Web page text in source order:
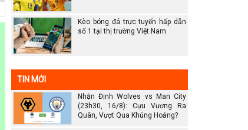
Kèo bóng đá trực tuyến hấp dẫn
số 1 tại thị trường Việt Nam
TIN MỚI
Nhận Định Wolves vs Man City
(23h30, 16/8): Cựu Vương Ra
Quân, Vượt Qua Khủng Hoảng?